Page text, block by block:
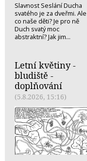
Slavnost Seslání Ducha
svatého je za dveřmi. Ale
co naše děti? Je pro ně
Duch svatý moc
abstraktní? Jak jim...
Letní květiny -
bludiště -
doplňování
(5.8.2026, 15:16)